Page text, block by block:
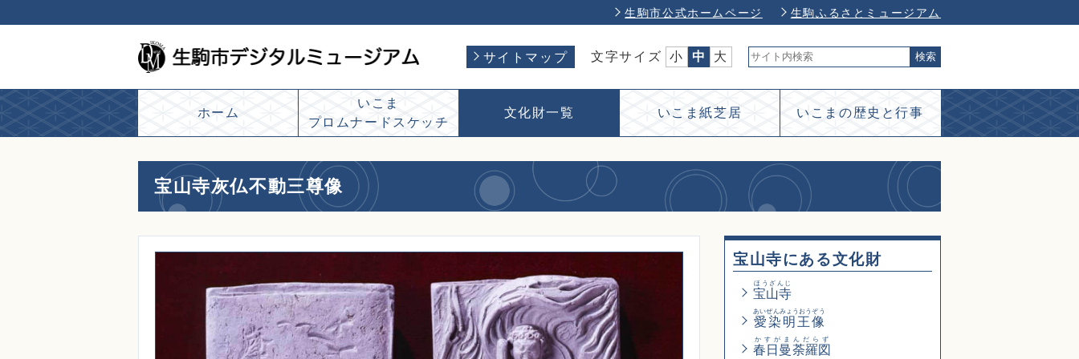
生駒市公式ホームページ 生駒ふるさとミュージアム
サイトマップ 文字サイズ 小 中 大
ホーム
いこま
プロムナードスケッチ
文化財一覧 いこま紙芝居 いこまの歴史と行事
宝山寺灰仏不動三尊像
宝山寺にある文化財
宝山寺
ほうざんじ
愛染明王像
あいぜんみょうおうぞう
春日曼荼羅図
かすがまんだらず